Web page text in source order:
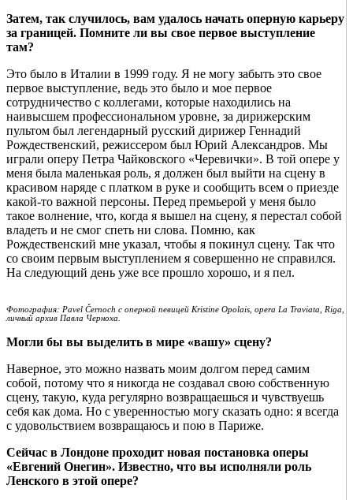
Затем, так случилось, вам удалось начать оперную карьеру
за границей. Помните ли вы свое первое выступление
там?
Это было в Италии в 1999 году. Я не могу забыть это свое
первое выступление, ведь это было и мое первое
сотрудничество с коллегами, которые находились на
наивысшем профессиональном уровне, за дирижерским
пультом был легендарный русский дирижер Геннадий
Рождественский, режиссером был Юрий Александров. Мы
играли оперу Петра Чайковского «Черевички». В той опере у
меня была маленькая роль, я должен был выйти на сцену в
красивом наряде с платком в руке и сообщить всем о приезде
какой-то важной персоны. Перед премьерой у меня было
такое волнение, что, когда я вышел на сцену, я перестал собой
владеть и не смог спеть ни слова. Помню, как
Рождественский мне указал, чтобы я покинул сцену. Так что
со своим первым выступлением я совершенно не справился.
На следующий день уже все прошло хорошо, и я пел.
Фотография: Pavel Černoch с оперной певицей Kristine Opolais, opera La Traviata, Riga,
личный архив Павла Черноха.
Могли бы вы выделить в мире «вашу» сцену?
Наверное, это можно назвать моим долгом перед самим
собой, потому что я никогда не создавал свою собственную
сцену, такую, куда регулярно возвращаешься и чувствуешь
себя как дома. Но с уверенностью могу сказать одно: я всегда
с удовольствием возвращаюсь и пою в Париже.
Сейчас в Лондоне проходит новая постановка оперы
«Евгений Онегин». Известно, что вы исполняли роль
Ленского в этой опере?